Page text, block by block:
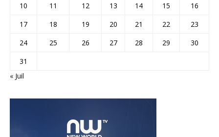
10
11 12 13 14 15
16
17
18 19 20 21 22
23
24
25 26 27 28 29
30
31
« Juil